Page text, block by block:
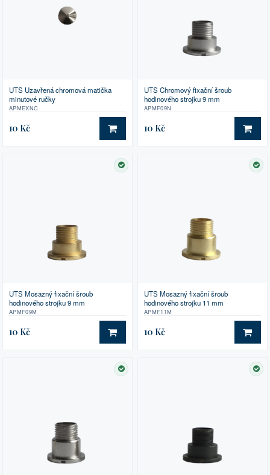
UTS Uzavřená chromová matička
minutové ručky
APMEXNC
10 Kč DO KOŠÍKU
UTS Chromový fixační šroub
hodinového strojku 9 mm
APMF09N
10 Kč DO
SKLADEM
UTS Mosazný fixační šroub
hodinového strojku 9 mm
APMF09M
10 Kč DO KOŠÍKU
UTS Mosazný fixační šroub
hodinového strojku 11 mm
APMF11M
10 Kč DO
SKLADEM